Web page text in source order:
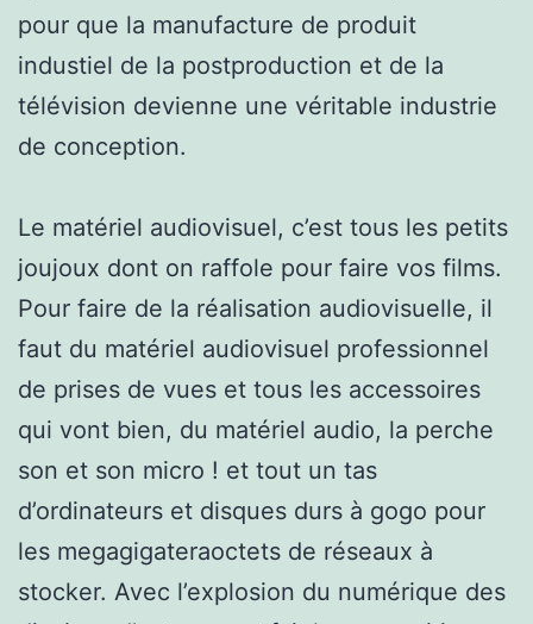
pour que la manufacture de produit
industiel de la postproduction et de la
télévision devienne une véritable industrie
de conception.
Le matériel audiovisuel, c’est tous les petits
joujoux dont on raffole pour faire vos films.
Pour faire de la réalisation audiovisuelle, il
faut du matériel audiovisuel professionnel
de prises de vues et tous les accessoires
qui vont bien, du matériel audio, la perche
son et son micro ! et tout un tas
d’ordinateurs et disques durs à gogo pour
les megagigateraoctets de réseaux à
stocker. Avec l’explosion du numérique des